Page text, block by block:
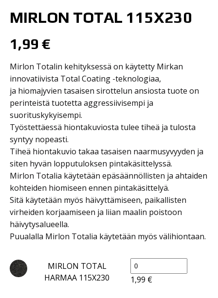
MIRLON TOTAL 115X230
1,99 €
Mirlon Totalin kehityksessä on käytetty Mirkan
innovatiivista Total Coating -teknologiaa,
ja hiomajyvien tasaisen sirottelun ansiosta tuote on
perinteistä tuotetta aggressiivisempi ja
suorituskykyisempi.
Työstettäessä hiontakuviosta tulee tiheä ja tulosta
syntyy nopeasti.
Tiheä hiontakuvio takaa tasaisen naarmusyvyyden ja
siten hyvän lopputuloksen pintakäsittelyssä.
Mirlon Totalia käytetään epäsäännöllisten ja ahtaiden
kohteiden hiomiseen ennen pintakäsittelyä.
Sitä käytetään myös häivyttämiseen, paikallisten
virheiden korjaamiseen ja liian maalin poistoon
häivytysalueella.
Puualalla Mirlon Totalia käytetään myös välihiontaan.
MIRLON TOTAL
HARMAA 115X230
MIRLON
TOTAL
115X230
1,99 €